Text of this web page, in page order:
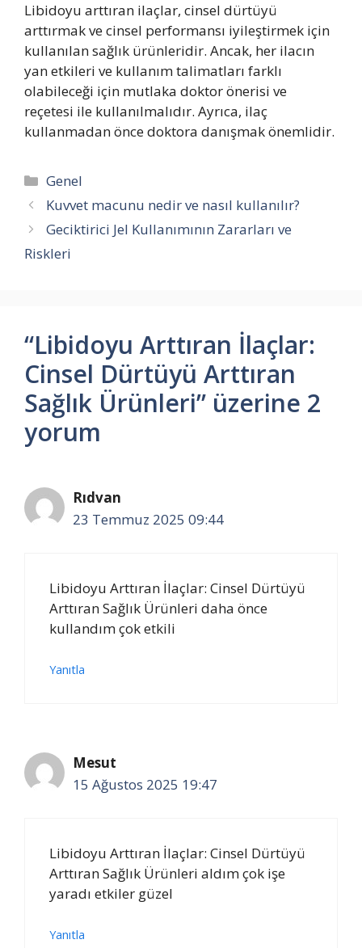
Libidoyu arttıran ilaçlar, cinsel dürtüyü
arttırmak ve cinsel performansı iyileştirmek için
kullanılan sağlık ürünleridir. Ancak, her ilacın
yan etkileri ve kullanım talimatları farklı
olabileceği için mutlaka doktor önerisi ve
reçetesi ile kullanılmalıdır. Ayrıca, ilaç
kullanmadan önce doktora danışmak önemlidir.
Kategoriler
Genel
Kuvvet macunu nedir ve nasıl kullanılır?
Geciktirici Jel Kullanımının Zararları ve
Riskleri
“Libidoyu Arttıran İlaçlar:
Cinsel Dürtüyü Arttıran
Sağlık Ürünleri” üzerine 2
yorum
Rıdvan
23 Temmuz 2025 09:44
Libidoyu Arttıran İlaçlar: Cinsel Dürtüyü
Arttıran Sağlık Ürünleri daha önce
kullandım çok etkili
Yanıtla
Mesut
15 Ağustos 2025 19:47
Libidoyu Arttıran İlaçlar: Cinsel Dürtüyü
Arttıran Sağlık Ürünleri aldım çok işe
yaradı etkiler güzel
Yanıtla